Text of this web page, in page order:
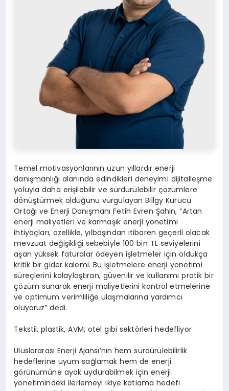
Temel motivasyonlarının uzun yıllardır enerji
danışmanlığı alanında edindikleri deneyimi dijitalleşme
yoluyla daha erişilebilir ve sürdürülebilir çözümlere
dönüştürmek olduğunu vurgulayan Billgy Kurucu
Ortağı ve Enerji Danışmanı Fetih Evren Şahin, “Artan
enerji maliyetleri ve karmaşık enerji yönetimi
ihtiyaçları, özellikle, yılbaşından itibaren geçerli olacak
mevzuat değişikliği sebebiyle 100 bin TL seviyelerini
aşan yüksek faturalar ödeyen işletmeler için oldukça
kritik bir gider kalemi. Bu işletmelere enerji yönetimi
süreçlerini kolaylaştıran, güvenilir ve kullanımı pratik bir
çözüm sunarak enerji maliyetlerini kontrol etmelerine
ve optimum verimliliğe ulaşmalarına yardımcı
oluyoruz” dedi.
Tekstil, plastik, AVM, otel gibi sektörleri hedefliyor
Uluslararası Enerji Ajansı’nın hem sürdürülebilirlik
hedeflerine uyum sağlamak hem de enerji
görünümüne ayak uydurabilmek için enerji
yönetimindeki ilerlemeyi ikiye katlama hedefi